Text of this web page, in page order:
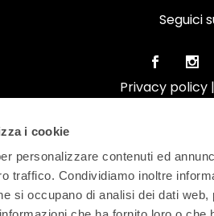
i cookie
personalizzare contenuti ed
traffico. Condividiamo inoltre
si occupano di analisi dei dati
Seguici
Privacy policy|